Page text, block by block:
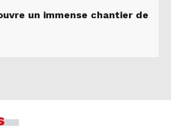
un immense chantier de